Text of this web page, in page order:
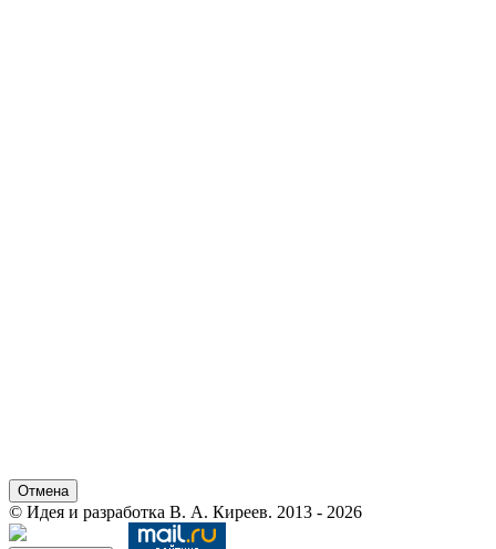
Отмена
© Идея и разработка В. А. Киреев. 2013 - 2026